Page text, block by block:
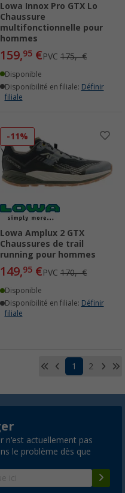
Lowa Innox Pro GTX Lo
Chaussure
multifonctionnelle pour
hommes
159,95 €PVC 175,- €
Disponible
Disponibilité en filiale: Définir
filiale
-11%
Lowa Amplux 2 GTX
Chaussures de trail
running pour hommes
149,95 €PVC 170,- €
Disponible
Disponibilité en filiale: Définir
filiale
1 2
n'est actuellement pas
le problème dès que